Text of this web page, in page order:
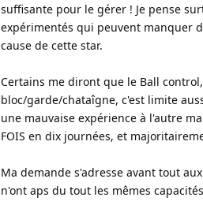
suffisante pour le gérer ! Je pense
expérimentés qui peuvent manquer
cause de cette star.
Certains me diront que le Ball
bloc/garde/chataîgne, c'est limite
une mauvaise expérience à l'autre
FOIS en dix journées, et
Ma demande s'adresse avant tout
n'ont aps du tout les mêmes